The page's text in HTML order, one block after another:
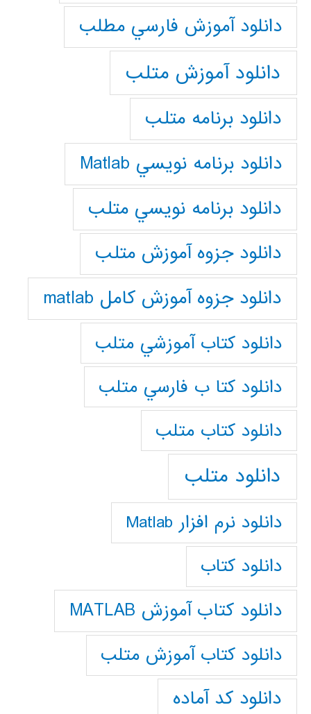
دانلود آموزش فارسي مطلب
دانلود آموزش متلب
دانلود برنامه متلب
دانلود برنامه نويسي Matlab
دانلود برنامه نويسي متلب
دانلود جزوه آموزش متلب
دانلود جزوه آموزش کامل matlab
دانلود كتاب آموزشي متلب
دانلود كتا ب فارسي متلب
دانلود كتاب متلب
دانلود متلب
دانلود نرم افزار Matlab
دانلود کتاب
دانلود کتاب آموزش MATLAB
دانلود کتاب آموزش متلب
دانلود کد آماده